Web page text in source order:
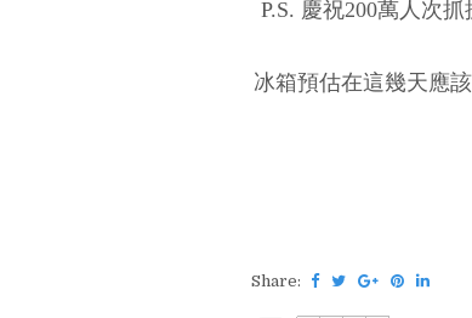
P.S. 慶祝200萬人次
冰箱預估在這幾天應
Share: